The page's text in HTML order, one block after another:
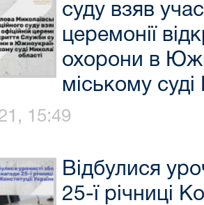
суду взяв
церемонії
охорони в
міському суді
15:49
Відбулися
25-ї річниці